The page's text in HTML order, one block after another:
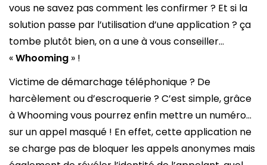
vous ne savez pas comment les confirmer ? Et si la
solution passe par l’utilisation d’une application ? ça
tombe plutôt bien, on a une à vous conseiller…
«Whooming » !
Victime de démarchage téléphonique ? De
harcèlement ou d’escroquerie ? C’est simple, grâce
à Whooming vous pourrez enfin mettre un numéro…
sur un appel masqué ! En effet, cette application ne
se charge pas de bloquer les appels anonymes mais